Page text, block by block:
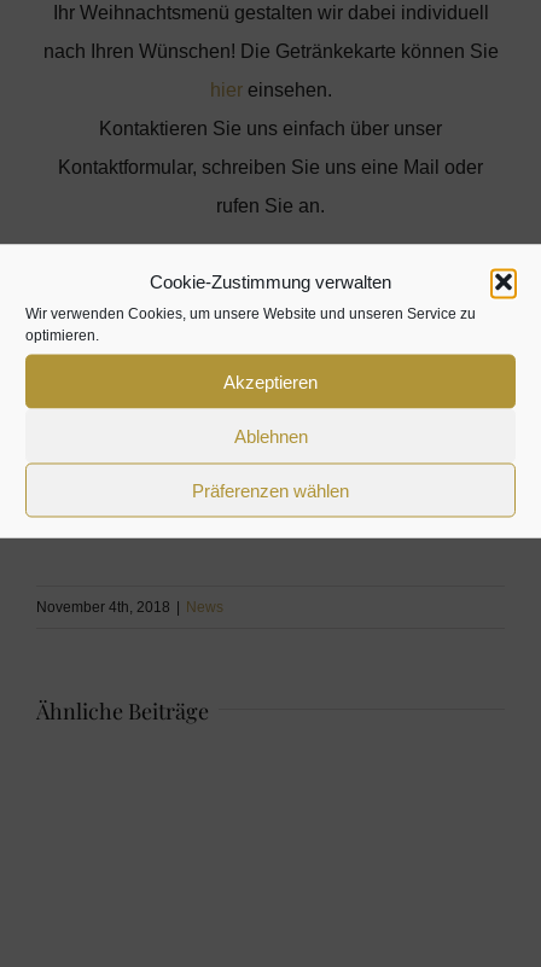
Cookie-Zustimmung verwalten
Wir verwenden Cookies, um unsere Website und unseren Service zu
optimieren.
Akzeptieren
Ablehnen
Präferenzen wählen
Ihr Weihnachtsmenü gestalten wir dabei individuell
nach Ihren Wünschen! Die Getränkekarte können Sie
hiereinsehen.
Kontaktieren Sie uns einfach über unser
Kontaktformular, schreiben Sie uns eine Mail oder
rufen Sie an.
November 4th, 2018 News
Ähnliche Beiträge